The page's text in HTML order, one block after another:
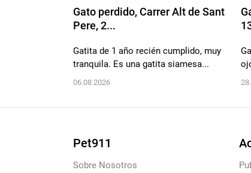
Gato perdido, Carrer Alt de Sant
Pere, 2...
Gatita de 1 año recién cumplido, muy
tranquila. Es una gatita siamesa...
06.08.2026
Pet911
Sobre Nosotros